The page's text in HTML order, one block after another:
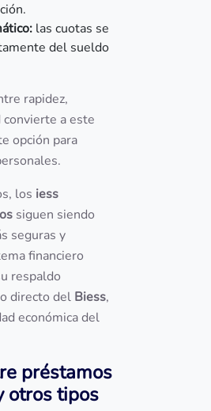
las cuotas se
del sueldo
rapidez,
a este
opción para
los iess
siguen siendo
seguras y
financiero
respaldo
directo del Biess,
económica del
préstamos
otros tipos